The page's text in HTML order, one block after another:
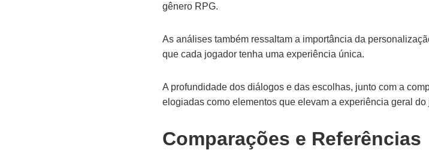
gênero RPG.
As análises também ressaltam a importância da
que cada jogador tenha uma experiência única.
A profundidade dos diálogos e das escolhas, junto com a
elogiadas como elementos que elevam a experiência geral do
Comparações e Referências